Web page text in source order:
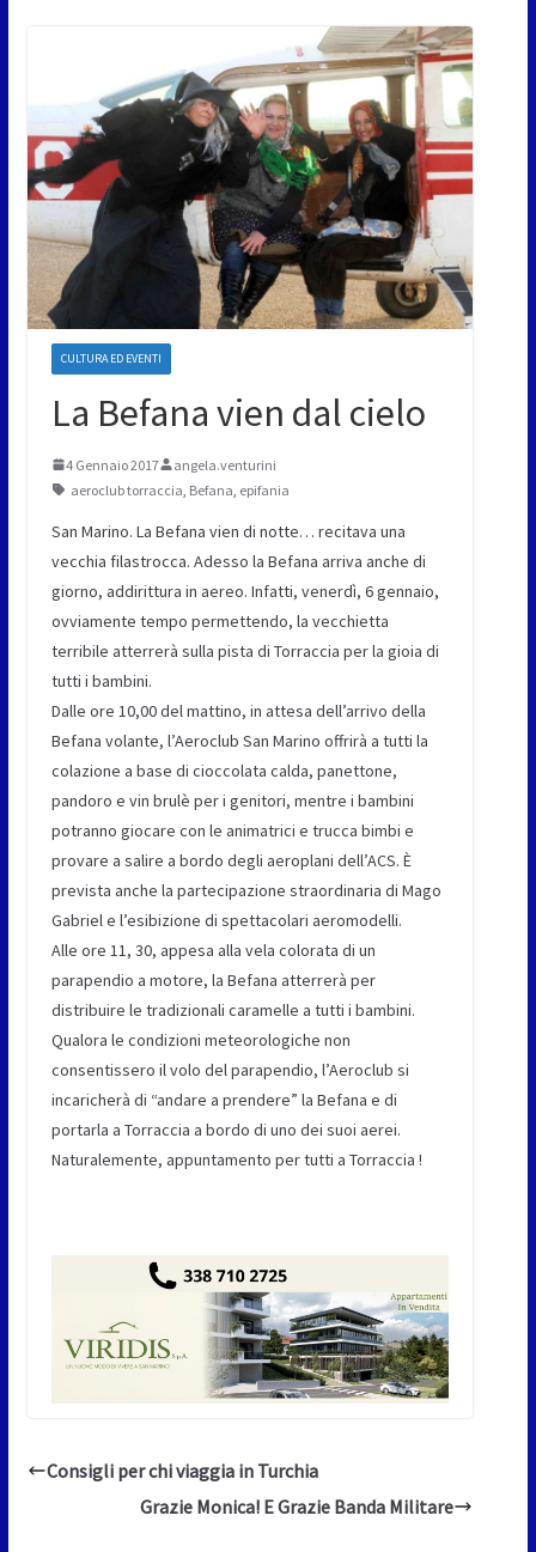
CULTURA ED EVENTI
La Befana vien dal cielo
4 Gennaio 2017
angela.venturini
aeroclub torraccia Befana epifania
San Marino. La Befana vien di notte… recitava una
vecchia filastrocca. Adesso la Befana arriva anche di
giorno, addirittura in aereo. Infatti, venerdì, 6 gennaio,
ovviamente tempo permettendo, la vecchietta
terribile atterrerà sulla pista di Torraccia per la gioia di
tutti i bambini.
Dalle ore 10,00 del mattino, in attesa dell’arrivo della
Befana volante, l’Aeroclub San Marino offrirà a tutti la
colazione a base di cioccolata calda, panettone,
pandoro e vin brulè per i genitori, mentre i bambini
potranno giocare con le animatrici e trucca bimbi e
provare a salire a bordo degli aeroplani dell’ACS. È
prevista anche la partecipazione straordinaria di Mago
Gabriel e l’esibizione di spettacolari aeromodelli.
Alle ore 11, 30, appesa alla vela colorata di un
parapendio a motore, la Befana atterrerà per
distribuire le tradizionali caramelle a tutti i bambini.
Qualora le condizioni meteorologiche non
consentissero il volo del parapendio, l’Aeroclub si
incaricherà di “andare a prendere” la Befana e di
portarla a Torraccia a bordo di uno dei suoi aerei.
Naturalemente, appuntamento per tutti a Torraccia !
Consigli per chi viaggia in Turchia
Grazie Monica! E Grazie Banda Militare